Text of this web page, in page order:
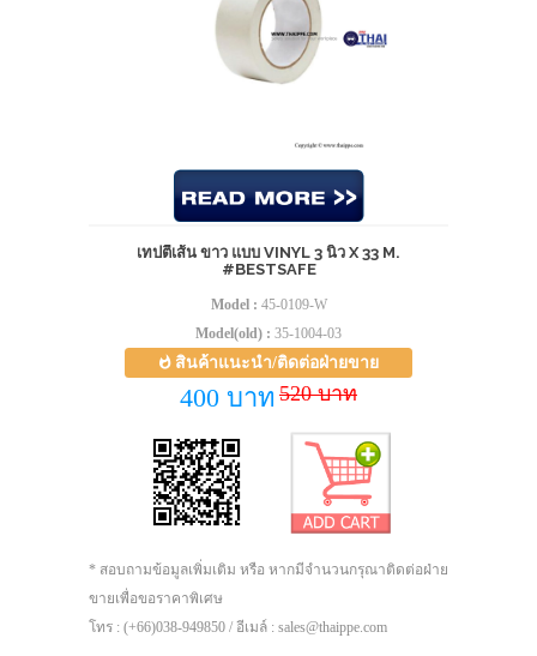
เทปตีเส้น ขาว แบบ VINYL 3 นิ้ว X 33 M.
#BESTSAFE
Model : 45-0109-W
Model(old) : 35-1004-03
สินค้าแนะนำ/ติดต่อฝ่ายขาย
400 บาท 520 บาท
* สอบถามข้อมูลเพิ่มเติม หรือ หากมีจำนวนกรุณาติดต่อฝ่าย
ขายเพื่อขอราคาพิเศษ
โทร : (+66)038-949850 / อีเมล์ : sales@thaippe.com